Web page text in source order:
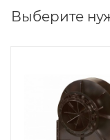
Выберите